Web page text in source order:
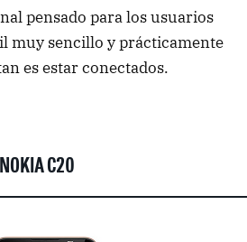
pensado para los usuarios
muy sencillo y prácticamente
es estar conectados.
NOKIA C20